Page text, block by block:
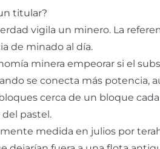
titular?
vigila un minero. La
de minado al día.
minera empeorar si el
se conecta más potencia,
cerca de un bloque cada
pastel.
medida en julios por